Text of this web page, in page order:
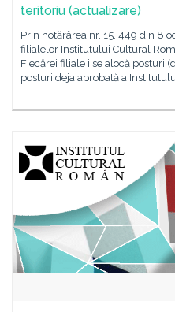
teritoriu (actualizare)
Prin hotărârea nr. 15. 449 din 8
filialelor Institutului Cultural
Fiecărei filiale i se alocă posturi
posturi deja aprobată a